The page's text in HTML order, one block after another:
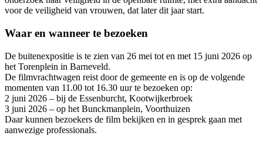
voor de veiligheid van vrouwen, dat later dit jaar start.
Waar en wanneer te bezoeken
De buitenexpositie is te zien van 26 mei tot en met 15 juni 2026 op
het Torenplein in Barneveld.
De filmvrachtwagen reist door de gemeente en is op de volgende
momenten van 11.00 tot 16.30 uur te bezoeken op:
2 juni 2026 – bij de Essenburcht, Kootwijkerbroek
3 juni 2026 – op het Bunckmanplein, Voorthuizen
Daar kunnen bezoekers de film bekijken en in gesprek gaan met
aanwezige professionals.